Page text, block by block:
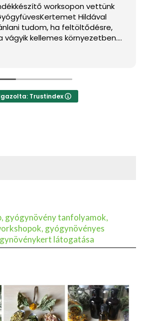
worksopon vettünk
Hildával
tudom, ha feltöltődésre,
vágyik kellemes környezetben.
több csillagot adni, akkor azt
Trustindex
gyógynövény tanfolyamok,
gyógynövényes
látogatása